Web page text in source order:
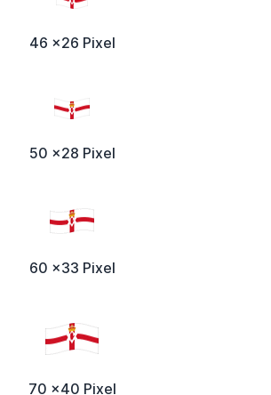
46 x26 Pixel
50 x28 Pixel
60 x33 Pixel
70 x40 Pixel